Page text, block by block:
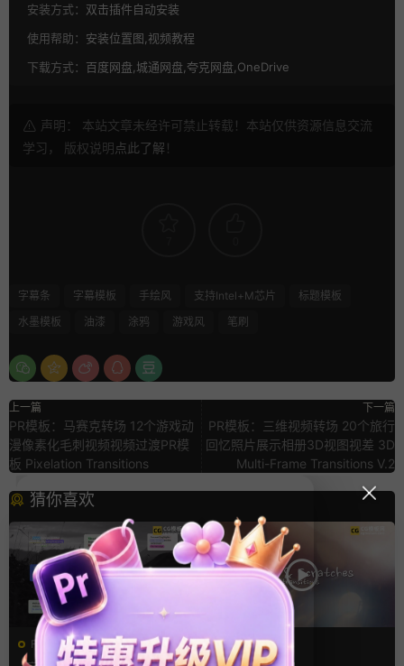
安装方式： 双击插件自动安装
使用帮助： 安装位置图,视频教程
下载方式： 百度网盘,城通网盘,夸克网盘,OneDrive
声明： 本站文章未经许可禁止转载！本站仅供资源信息交流
学习， 版权说明点此了解 ！
字幕条 字幕模板 手绘风 支持Intel+M芯片
标题模板
水墨模板
油漆 涂鸦 游戏风 笔刷
上一篇
PR模板：马赛克转场 12个游戏动
漫像素化毛刺视频视频过渡PR模
板 Pixelation Transitions
下一篇
PR模板：三维视频转场 20个旅行
回忆照片展示相册3D视图视差 3D
Multi-Frame Transitions V.2
猜你喜欢
FCPX字幕
FCPX转场